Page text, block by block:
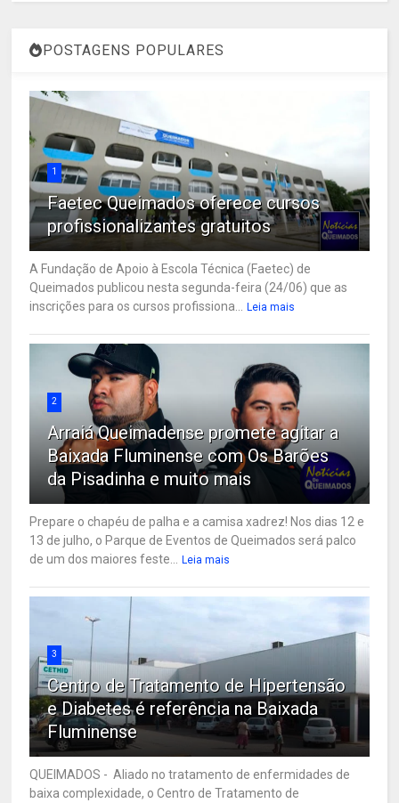
POSTAGENS POPULARES
1
Faetec Queimados oferece cursos
profissionalizantes gratuitos
A Fundação de Apoio à Escola Técnica (Faetec) de
Queimados publicou nesta segunda-feira (24/06) que as
inscrições para os cursos profissiona...
Leia mais
2
Arraiá Queimadense promete agitar a
Baixada Fluminense com Os Barões
da Pisadinha e muito mais
Prepare o chapéu de palha e a camisa xadrez! Nos dias 12 e
13 de julho, o Parque de Eventos de Queimados será palco
de um dos maiores feste...
Leia mais
3
Centro de Tratamento de Hipertensão
e Diabetes é referência na Baixada
Fluminense
QUEIMADOS - Aliado no tratamento de enfermidades de
baixa complexidade, o Centro de Tratamento de